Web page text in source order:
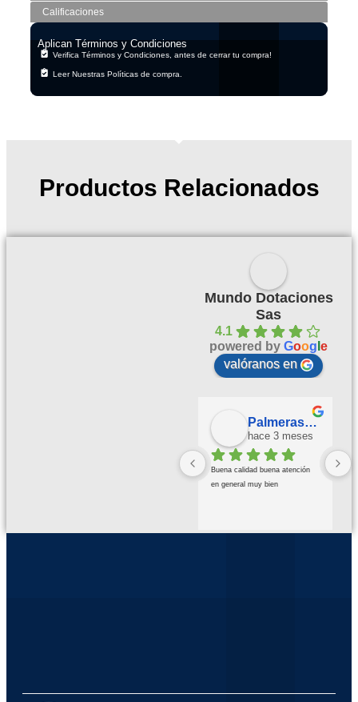
Calificaciones
Aplican Términos y Condiciones
Verifica Términos y Condiciones, antes de cerrar tu compra!
Leer Nuestras Políticas de compra.
Productos Relacionados
Mundo Dotaciones
Sas
4.1
powered by Goog e
valóranos en
Palmeras Doradas
hace 3 meses
Buena calidad buena atención
en general muy bien